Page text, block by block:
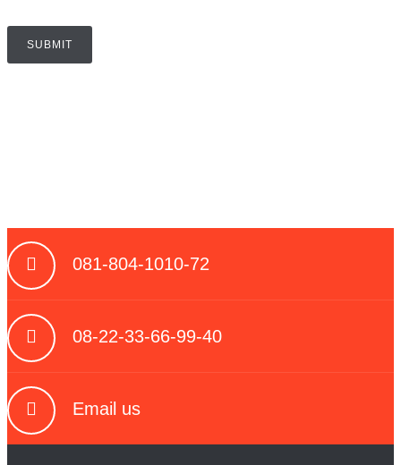
081-804-1010-72
08-22-33-66-99-40
Email us